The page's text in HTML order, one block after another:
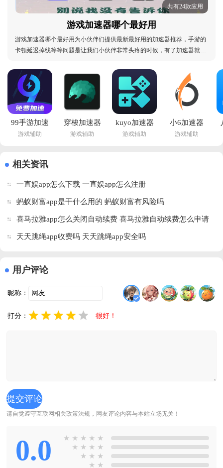
共有24款应用
游戏加速器哪个最好用
游戏加速器哪个最好用为小伙伴们提供最新最好用的加速器推荐，手游的
卡顿延迟掉线等等问题是让我们小伙伴非常头疼的时候，有了加速器就可
各种手游都适用，小伙伴可以根据自己的需要进行选择体验，告别游戏烦
恼，快来下载站试试吧！游戏加速器哪个最好用：
99手游加速
器免费版下
v2.1.4 最新
游戏辅助
穿梭加速器
app下载安
游戏辅助
kuyo加速器
下载安卓版
游戏辅助
小6加速器
官方正版下
游戏辅助
相关资讯
一直娱app怎么下载 一直娱app怎么注册
蚂蚁财富app是干什么用的 蚂蚁财富有风险吗
喜马拉雅app怎么关闭自动续费 喜马拉雅自动续费怎么申请
退款
天天跳绳app收费吗 天天跳绳app安全吗
用户评论
昵称：
打分： 很好！
请自觉遵守互联网相关政策法规，网友评论内容与本站立场无关！
0.0 ★ ★ ★ ★ ★
★ ★ ★ ★
★ ★ ★
★ ★